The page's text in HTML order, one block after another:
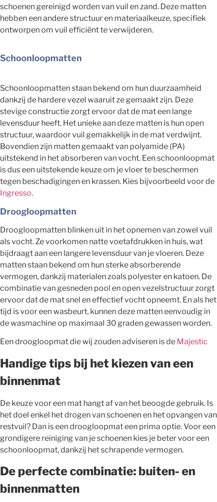
schoenen gereinigd worden van vuil en zand. Deze matten
hebben een andere structuur en materiaalkeuze, specifiek
ontworpen om vuil efficiënt te verwijderen.
Schoonloopmatten
Schoonloopmatten staan bekend om hun duurzaamheid
dankzij de hardere vezel waaruit ze gemaakt zijn. Deze
stevige constructie zorgt ervoor dat de mat een lange
levensduur heeft. Het unieke aan deze matten is hun open
structuur, waardoor vuil gemakkelijk in de mat verdwijnt.
Bovendien zijn matten gemaakt van polyamide (PA)
uitstekend in het absorberen van vocht. Een schoonloopmat
is dus een uitstekende keuze om je vloer te beschermen
tegen beschadigingen en krassen. Kies bijvoorbeeld voor de
Ingresso.
Droogloopmatten
Droogloopmatten blinken uit in het opnemen van zowel vuil
als vocht. Ze voorkomen natte voetafdrukken in huis, wat
bijdraagt aan een langere levensduur van je vloeren. Deze
matten staan bekend om hun sterke absorberende
vermogen, dankzij materialen zoals polyester en katoen. De
combinatie van gesneden pool en open vezelstructuur zorgt
ervoor dat de mat snel en effectief vocht opneemt. En als het
tijd is voor een wasbeurt, kunnen deze matten eenvoudig in
de wasmachine op maximaal 30 graden gewassen worden.
Een droogloopmat die wij zouden adviseren is de Majestic
Handige tips bij het kiezen van een
binnenmat
De keuze voor een mat hangt af van het beoogde gebruik. Is
het doel enkel het drogen van schoenen en het opvangen van
restvuil? Dan is een droogloopmat een prima optie. Voor een
grondigere reiniging van je schoenen kies je beter voor een
schoonloopmat, dankzij het schrapende vermogen.
De perfecte combinatie: buiten- en
binnenmatten